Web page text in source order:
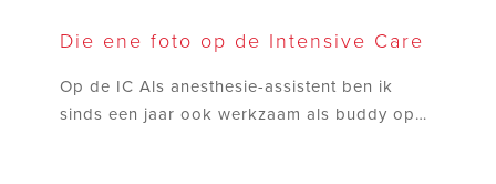
Die ene foto op de Intensive Care
Op de IC Als anesthesie-assistent ben ik
sinds een jaar ook werkzaam als buddy op…